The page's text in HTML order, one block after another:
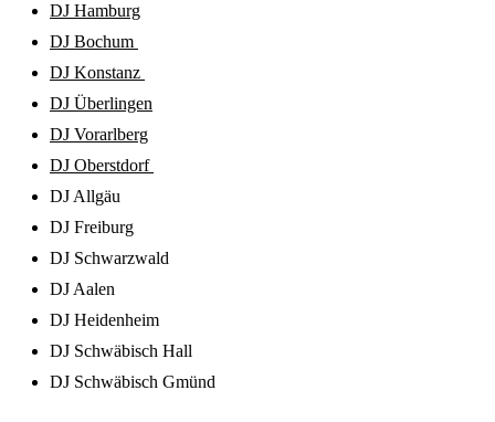
DJ Hamburg
DJ Bochum
DJ Konstanz
DJ Überlingen
DJ Vorarlberg
DJ Oberstdorf
DJ Allgäu
DJ Freiburg
DJ Schwarzwald
DJ Aalen
DJ Heidenheim
DJ Schwäbisch Hall
DJ Schwäbisch Gmünd